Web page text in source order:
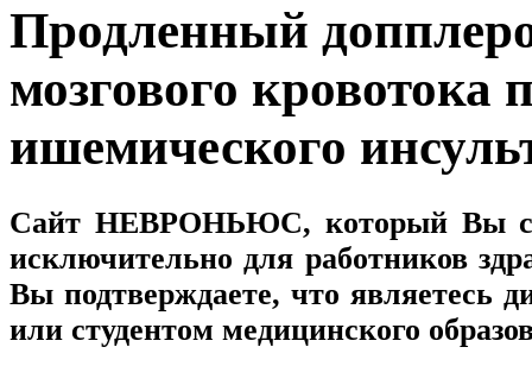
Продленный
мозгового кровотока
ишемического
Сайт НЕВРОНЬЮС, который Вы
исключительно для работников
Вы подтверждаете, что являетесь
или студентом медицинского